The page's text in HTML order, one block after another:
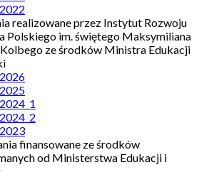
2022
realizowane przez Instytut Rozwoju
Polskiego im. świętego Maksymiliana
ze środków Ministra Edukacji
2026
2025
2024_1
2024_2
2023
finansowane ze środków
od Ministerstwa Edukacji i